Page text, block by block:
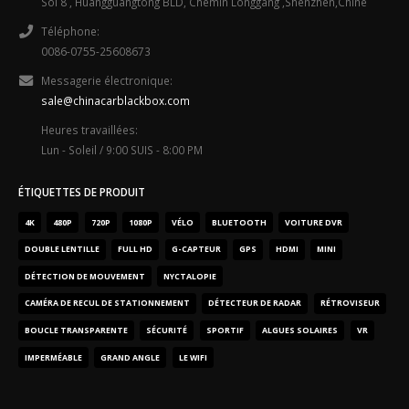
Téléphone:
0086-0755-25608673
Messagerie électronique:
sale@chinacarblackbox.com
Heures travaillées:
Lun - Soleil / 9:00 SUIS - 8:00 PM
ÉTIQUETTES DE PRODUIT
4K 480P 720P 1080P VÉLO BLUETOOTH VOITURE DVR
DOUBLE LENTILLE FULL HD G-CAPTEUR GPS HDMI MINI
DÉTECTION DE MOUVEMENT NYCTALOPIE
CAMÉRA DE RECUL DE STATIONNEMENT DÉTECTEUR DE RADAR RÉTROVISEUR
BOUCLE TRANSPARENTE SÉCURITÉ SPORTIF ALGUES SOLAIRES VR
IMPERMÉABLE GRAND ANGLE LE WIFI